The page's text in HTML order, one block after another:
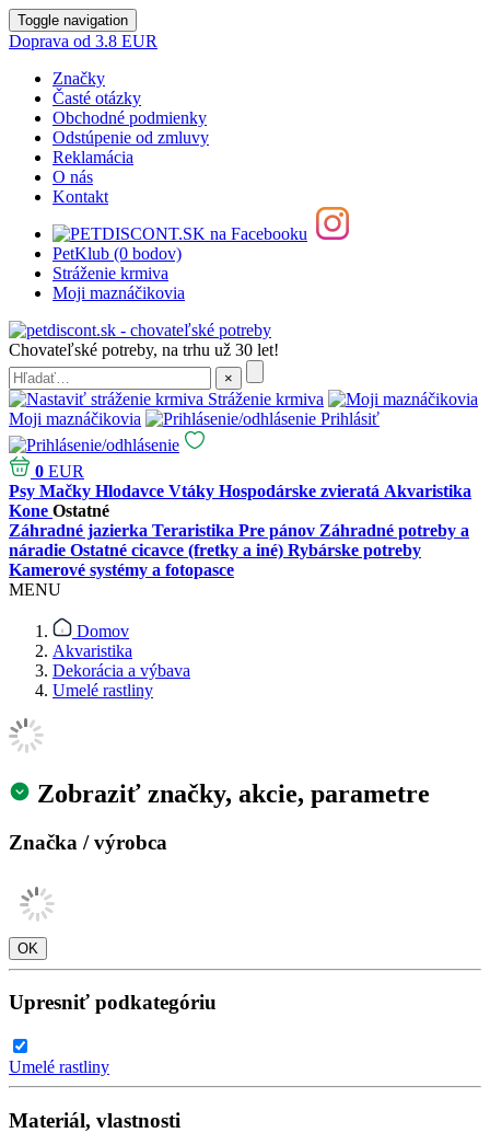
Toggle navigation
Doprava od 3.8 EUR
Značky
Časté otázky
Obchodné podmienky
Odstúpenie od zmluvy
Reklamácia
O nás
Kontakt
PetKlub (0 bodov)
Stráženie krmiva
Moji maznáčikovia
Chovateľské potreby, na trhu už 30 let!
Stráženie krmiva
Moji maznáčikovia
Prihlásiť
0 EUR
Psy Mačky Hlodavce Vtáky Hospodárske zvieratá Akvaristika
Kone Ostatné
Záhradné jazierka Teraristika Pre pánov Záhradné potreby a
náradie Ostatné cicavce (fretky a iné) Rybárske potreby
Kamerové systémy a fotopasce
MENU
Domov
Akvaristika
Dekorácia a výbava
Umelé rastliny
Zobraziť značky, akcie, parametre
Značka / výrobca
Upresniť podkategóriu
Umelé rastliny
Materiál, vlastnosti